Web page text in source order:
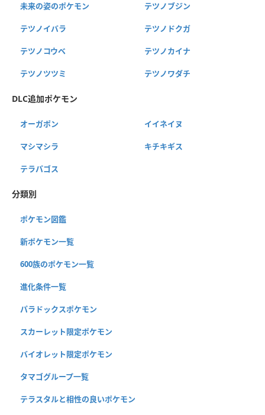
未来の姿のポケモン テツノブジン
テツノイバラ テツノドクガ
テツノコウベ テツノカイナ
テツノツツミ テツノワダチ
DLC追加ポケモン
オーガポン イイネイヌ
マシマシラ キチキギス
テラパゴス
分類別
ポケモン図鑑
新ポケモン一覧
600族のポケモン一覧
進化条件一覧
パラドックスポケモン
スカーレット限定ポケモン
バイオレット限定ポケモン
タマゴグループ一覧
テラスタルと相性の良いポケモン